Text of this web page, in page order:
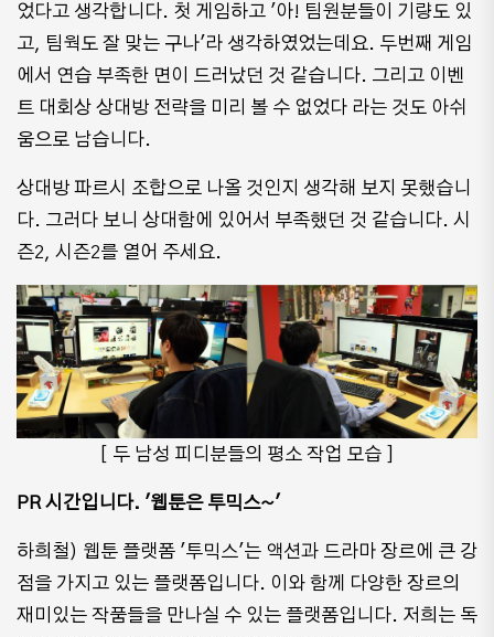
었다고 생각합니다. 첫 게임하고 '아! 팀원분들이 기량도 있
고, 팀웍도 잘 맞는 구나'라 생각하였었는데요. 두번째 게임
에서 연습 부족한 면이 드러났던 것 같습니다. 그리고 이벤
트 대회상 상대방 전략을 미리 볼 수 없었다 라는 것도 아쉬
움으로 남습니다.
상대방 파르시 조합으로 나올 것인지 생각해 보지 못했습니
다. 그러다 보니 상대함에 있어서 부족했던 것 같습니다. 시
즌2, 시즌2를 열어 주세요.
[ 두 남성 피디분들의 평소 작업 모습 ]
PR 시간입니다. '웹툰은 투믹스~'
하희철) 웹툰 플랫폼 '투믹스'는 액션과 드라마 장르에 큰 강
점을 가지고 있는 플랫폼입니다. 이와 함께 다양한 장르의
재미있는 작품들을 만나실 수 있는 플랫폼입니다. 저희는 독